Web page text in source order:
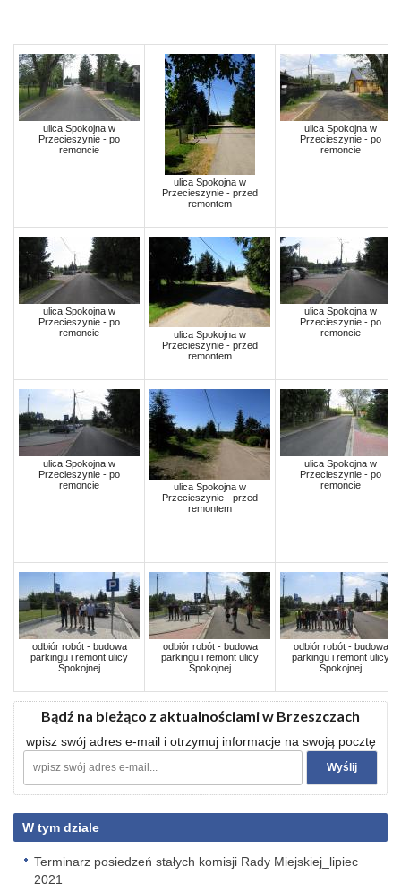
ulica Spokojna w
Przecieszynie - po
remoncie
ulica Spokojna w
Przecieszynie - przed
remontem
ulica Spokojna w
Przecieszynie - po
remoncie
ulica Spokojna w
Przecieszynie - po
remoncie
ulica Spokojna w
Przecieszynie - przed
remontem
ulica Spokojna w
Przecieszynie - po
remoncie
ulica Spokojna w
Przecieszynie - po
remoncie
ulica Spokojna w
Przecieszynie - przed
remontem
ulica Spokojna w
Przecieszynie - po
remoncie
odbiór robót - budowa
parkingu i remont ulicy
Spokojnej
odbiór robót - budowa
parkingu i remont ulicy
Spokojnej
odbiór robót - budowa
parkingu i remont ulicy
Spokojnej
Bądź na bieżąco z aktualnościami w Brzeszczach
wpisz swój adres e-mail i otrzymuj informacje na swoją pocztę
W tym dziale
Terminarz posiedzeń stałych komisji Rady Miejskiej_lipiec
2021